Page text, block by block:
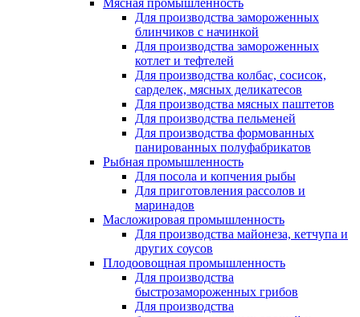
Мясная промышленность
Для производства замороженных
блинчиков с начинкой
Для производства замороженных
котлет и тефтелей
Для производства колбас, сосисок,
сарделек, мясных деликатесов
Для производства мясных паштетов
Для производства пельменей
Для производства формованных
панированных полуфабрикатов
Рыбная промышленность
Для посола и копчения рыбы
Для приготовления рассолов и
маринадов
Масложировая промышленность
Для производства майонеза, кетчупа и
других соусов
Плодоовощная промышленность
Для производства
быстрозамороженных грибов
Для производства